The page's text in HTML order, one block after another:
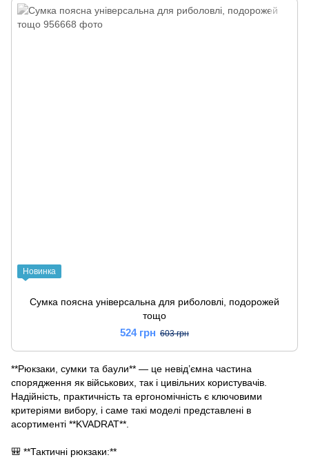
Новинка
Сумка поясна універсальна для риболовлі, подорожей
тощо
524 грн 603 грн
**Рюкзаки, сумки та баули** — це невід’ємна частина
спорядження як військових, так і цивільних користувачів.
Надійність, практичність та ергономічність є ключовими
критеріями вибору, і саме такі моделі представлені в
асортименті **KVADRAT**.
🎒 **Тактичні рюкзаки:**